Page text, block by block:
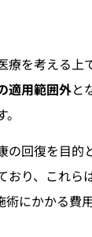
を考える上
適用範囲外と
回復を目的
おり、これら
にかかる費